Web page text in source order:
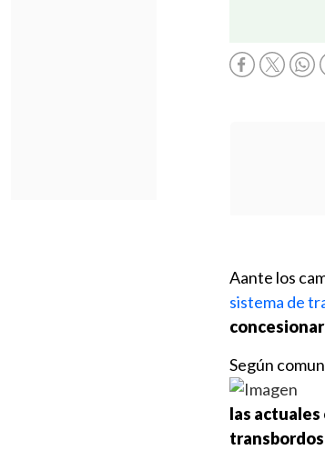
Aante los
sistema de
Según
las actuales